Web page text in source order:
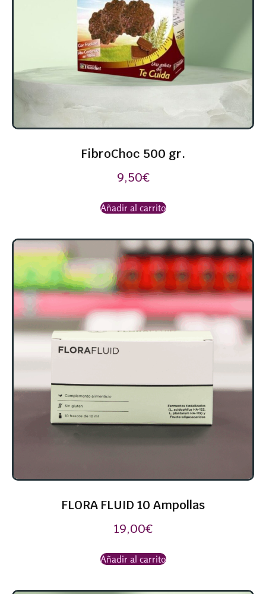
FibroChoc 500 gr.
9,50€
Añadir al carrito
FLORA FLUID 10 Ampollas
19,00€
Añadir al carrito